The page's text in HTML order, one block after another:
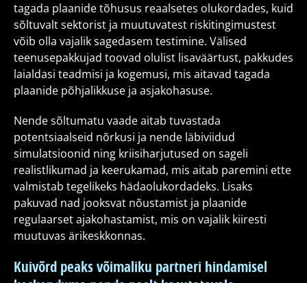
tagada plaanide tõhusus reaalsetes olukordades, kuid
sõltuvalt sektorist ja muutuvatest riskitingimustest
võib olla vajalik sagedasem testimine. Välised
teenusepakkujad toovad olulist lisaväärtust, pakkudes
laialdasi teadmisi ja kogemusi, mis aitavad tagada
plaanide põhjalikkuse ja asjakohasuse.
Nende sõltumatu vaade aitab tuvastada
potentsiaalseid nõrkusi ja nende läbiviidud
simulatsioonid ning kriisiharjutused on sageli
realistlikumad ja keerukamad, mis aitab paremini ette
valmistab tegelikeks hädaolukordadeks. Lisaks
pakuvad nad jooksvat nõustamist ja plaanide
regulaarset ajakohastamist, mis on vajalik kiiresti
muutuvas ärikeskkonnas.
Kuivõrd peaks võimaliku partneri hindamisel